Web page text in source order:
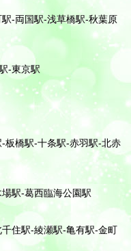
-両国駅-浅草橋駅-秋葉原
-東京駅
板橋駅-十条駅-赤羽駅-北赤
駅-葛西臨海公園駅
住駅-綾瀬駅-亀有駅-金町